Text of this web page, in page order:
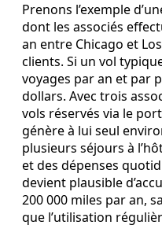
Prenons l’exemple
dont les associés
an entre Chicago et
clients. Si un vol
voyages par an et par
dollars. Avec trois
vols réservés via le
génère à lui seul
plusieurs séjours à
et des dépenses
devient plausible
200 000 miles par an,
que l’utilisation